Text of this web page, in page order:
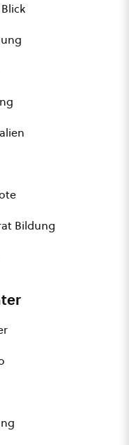
Bildung